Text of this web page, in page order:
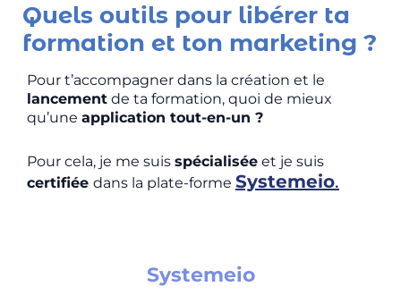
Quels outils pour libérer ta
formation et ton marketing ?
Pour t’accompagner dans la création et le
lancement de ta formation, quoi de mieux
qu’une application tout-en-un ?
Pour cela, je me suis spécialisée et je suis
certifiée dans la plate-forme Systemeio.
Systemeio